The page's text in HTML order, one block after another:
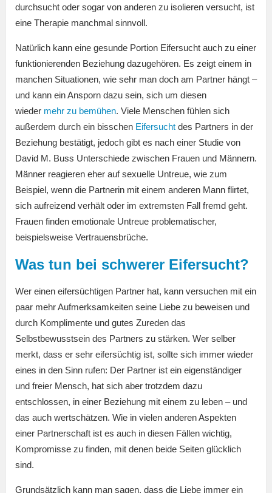
durchsucht oder sogar von anderen zu isolieren versucht, ist
eine Therapie manchmal sinnvoll.
Natürlich kann eine gesunde Portion Eifersucht auch zu einer
funktionierenden Beziehung dazugehören. Es zeigt einem in
manchen Situationen, wie sehr man doch am Partner hängt –
und kann ein Ansporn dazu sein, sich um diesen
wieder mehr zu bemühen. Viele Menschen fühlen sich
außerdem durch ein bisschen Eifersucht des Partners in der
Beziehung bestätigt, jedoch gibt es nach einer Studie von
David M. Buss Unterschiede zwischen Frauen und Männern.
Männer reagieren eher auf sexuelle Untreue, wie zum
Beispiel, wenn die Partnerin mit einem anderen Mann flirtet,
sich aufreizend verhält oder im extremsten Fall fremd geht.
Frauen finden emotionale Untreue problematischer,
beispielsweise Vertrauensbrüche.
Was tun bei schwerer Eifersucht?
Wer einen eifersüchtigen Partner hat, kann versuchen mit ein
paar mehr Aufmerksamkeiten seine Liebe zu beweisen und
durch Komplimente und gutes Zureden das
Selbstbewusstsein des Partners zu stärken. Wer selber
merkt, dass er sehr eifersüchtig ist, sollte sich immer wieder
eines in den Sinn rufen: Der Partner ist ein eigenständiger
und freier Mensch, hat sich aber trotzdem dazu
entschlossen, in einer Beziehung mit einem zu leben – und
das auch wertschätzen. Wie in vielen anderen Aspekten
einer Partnerschaft ist es auch in diesen Fällen wichtig,
Kompromisse zu finden, mit denen beide Seiten glücklich
sind.
Grundsätzlich kann man sagen, dass die Liebe immer ein